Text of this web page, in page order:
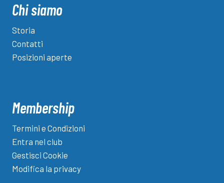
Chi siamo
Storia
Contatti
Posizioni aperte
Membership
Termini e Condizioni
Entra nel club
Gestisci Cookie
Modifica la privacy